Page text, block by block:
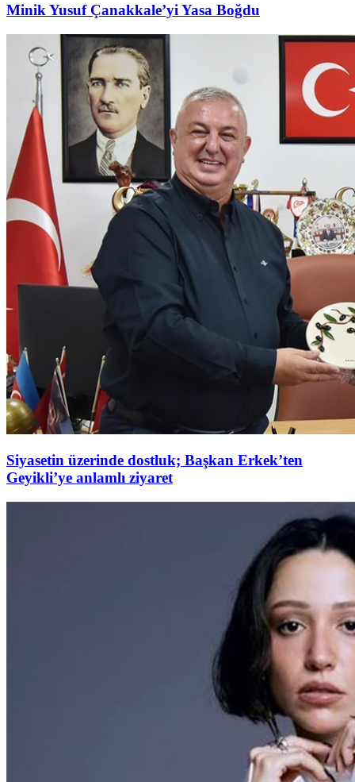
Minik Yusuf Çanakkale’yi Yasa Boğdu
Siyasetin üzerinde dostluk; Başkan Erkek’ten
Geyikli’ye anlamlı ziyaret